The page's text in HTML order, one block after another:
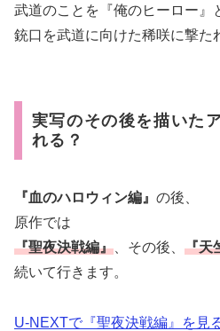
武道のことを『俺のヒーロー』
銃口を武道に向けた稀咲に撃た
実写のその後を描いた
れる？
『血のハロウィン編』 の後、
原作では
『聖夜決戦編』 、その後、 『天
続いて行きます。
U-NEXTで『聖夜決戦編』を見